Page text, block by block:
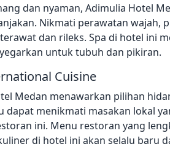
dan nyaman, Adimulia Hotel
Nikmati perawatan wajah,
dan rileks. Spa di hotel ini
untuk tubuh dan pikiran.
Cuisine
Medan menawarkan pilihan
dapat menikmati masakan lokal
ini. Menu restoran yang
di hotel ini akan selalu baru